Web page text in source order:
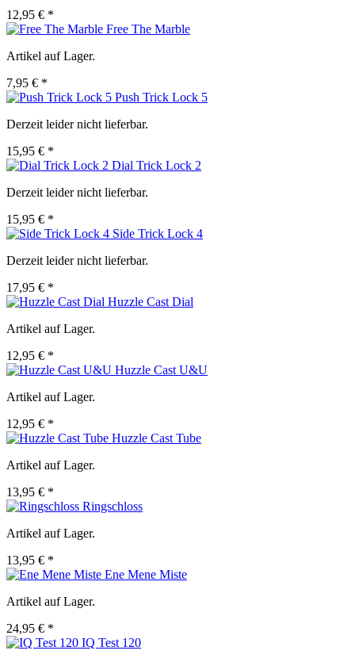
12,95 € *
Free The Marble
Artikel auf Lager.
7,95 € *
Push Trick Lock 5
Derzeit leider nicht lieferbar.
15,95 € *
Dial Trick Lock 2
Derzeit leider nicht lieferbar.
15,95 € *
Side Trick Lock 4
Derzeit leider nicht lieferbar.
17,95 € *
Huzzle Cast Dial
Artikel auf Lager.
12,95 € *
Huzzle Cast U&U
Artikel auf Lager.
12,95 € *
Huzzle Cast Tube
Artikel auf Lager.
13,95 € *
Ringschloss
Artikel auf Lager.
13,95 € *
Ene Mene Miste
Artikel auf Lager.
24,95 € *
IQ Test 120